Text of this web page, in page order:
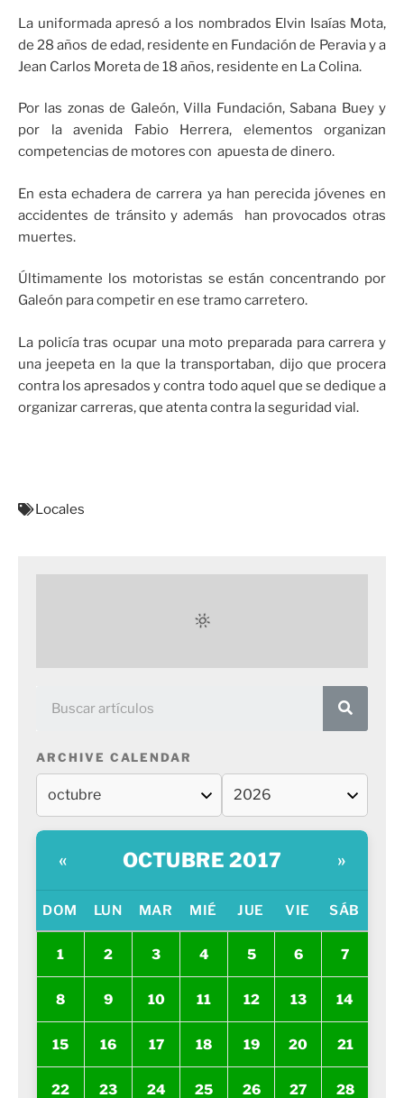
La uniformada apresó a los nombrados Elvin Isaías Mota,
de 28 años de edad, residente en Fundación de Peravia y a
Jean Carlos Moreta de 18 años, residente en La Colina.
Por las zonas de Galeón, Villa Fundación, Sabana Buey y
por la avenida Fabio Herrera, elementos organizan
competencias de motores con apuesta de dinero.
En esta echadera de carrera ya han perecida jóvenes en
accidentes de tránsito y además han provocados otras
muertes.
Últimamente los motoristas se están concentrando por
Galeón para competir en ese tramo carretero.
La policía tras ocupar una moto preparada para carrera y
una jeepeta en la que la transportaban, dijo que procera
contra los apresados y contra todo aquel que se dedique a
organizar carreras, que atenta contra la seguridad vial.
Locales
ARCHIVE CALENDAR
« OCTUBRE 2017 »
DOM LUN MAR MIÉ JUE VIE SÁB
1 2 3 4 5 6 7
8 9 10 11 12 13 14
15 16 17 18 19 20 21
22 23 24 25 26 27 28